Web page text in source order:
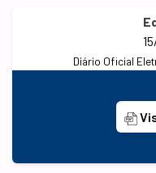
Diário Oficial